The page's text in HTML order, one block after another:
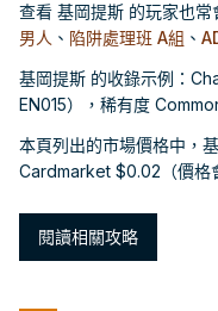
查看 基岡提斯 的玩家也常
男人 、 陷阱處理班 A組 、
基岡提斯 的收錄示例：
EN015），稀有度
本頁列出的市場價格中，
Cardmarket $0.02（價格
閱讀相關攻略